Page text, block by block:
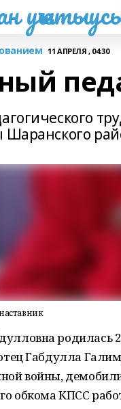
11 АПРЕЛЯ , 04:30
Шаранского
родилась
Габдулла
войны,
обкома КПСС